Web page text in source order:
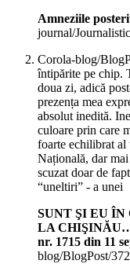
Amneziile
journal/
Corola-blog/
întipărite pe chip.
doua zi, adică
prezența mea
absolut inedită.
culoare prin care
foarte echilibrat
Națională, dar mai
scuzat doar de
“uneltiri” - a unei
SUNT ŞI EU ÎN
LA
nr. 1715 din 11
blog/BlogPost/